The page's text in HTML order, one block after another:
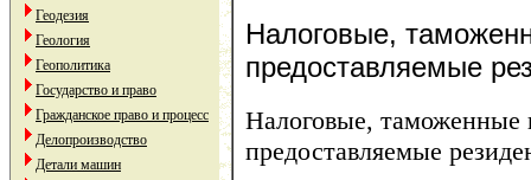
Геодезия
Геология
Геополитика
Государство и право
Гражданское право и процесс
Делопроизводство
Детали машин
Налоговые,
предоставляемые
Налоговые, таможенные
предоставляемые